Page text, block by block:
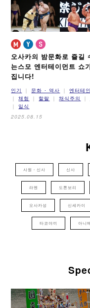
오사카의 밤문화로 즐길
는스모 엔터테이먼트 쇼
집니다!
인기 문화 ･ 역사
엔터테
체험
할랄 채식주의
일식
2025.08.15
사원・신사 신사
라멘 도톤보리
오사카성 신세카이
타코야끼 아니